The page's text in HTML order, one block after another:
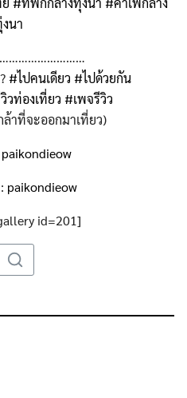
นา
?#ไปคนเดียว #ไปด้วยกัน
วท่องเที่ยว #เพจรีวิว
าที่จะออกมาเที่ยว)
paikondieow
paikondieow
id=201]
Search